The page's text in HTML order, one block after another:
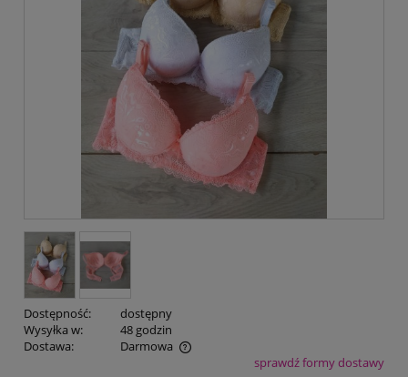
Dostępność:
dostępny
Wysyłka w:
48 godzin
Dostawa:
Darmowa
Cena nie zawiera ewentualnych kosztów płatnościsprawdź formy dostawy